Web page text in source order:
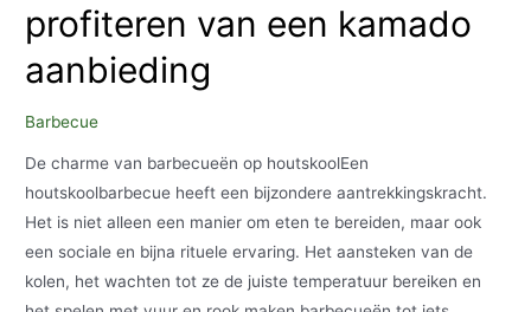
profiteren van een kamado
aanbieding
Barbecue
De charme van barbecueën op houtskoolEen
houtskoolbarbecue heeft een bijzondere aantrekkingskracht.
Het is niet alleen een manier om eten te bereiden, maar ook
een sociale en bijna rituele ervaring. Het aansteken van de
kolen, het wachten tot ze de juiste temperatuur bereiken en